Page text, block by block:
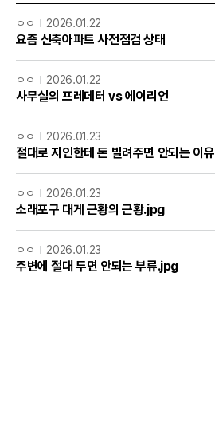
ㅇㅇ 2026.01.22
요즘 신축아파트 사전점검 상태
ㅇㅇ 2026.01.22
사무실의 프레데터 vs 에이리언
ㅇㅇ 2026.01.23
절대로 지인한테 돈 빌려주면 안되는 이유
ㅇㅇ 2026.01.23
소래포구 대게 근황의 근황.jpg
ㅇㅇ 2026.01.23
주변에 절대 두면 안되는 부류.jpg